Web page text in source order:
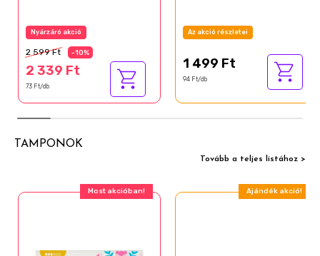
Nyárzáró akció
2 599 Ft -10%
2 339 Ft
73 Ft/db
Az akció részletei
1 499 Ft
94 Ft/db
TAMPONOK
Tovább a teljes listához >
Most akcióban! Ajándék akció!